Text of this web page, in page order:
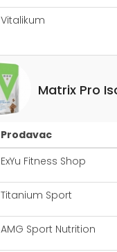
Vitalikum
Matrix Pro
Prodavac
ExYu Fitness Shop
Titanium Sport
AMG Sport Nutrition